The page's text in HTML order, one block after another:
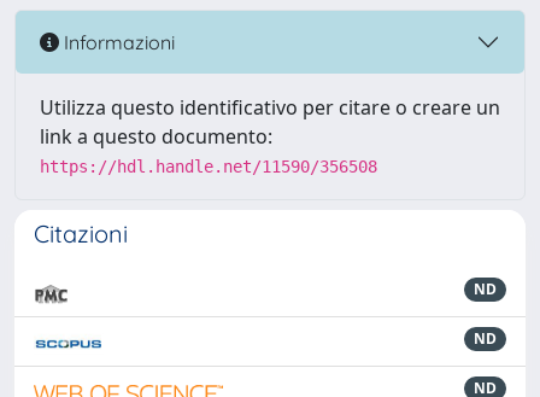
Informazioni
Utilizza questo identificativo per citare o creare un
link a questo documento:
https://hdl.handle.net/11590/356508
Citazioni
ND
ND
ND